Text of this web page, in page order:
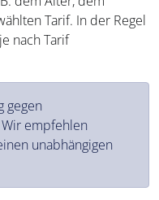
Tarif. In der Regel
nach Tarif
gegen
empfehlen
unabhängigen